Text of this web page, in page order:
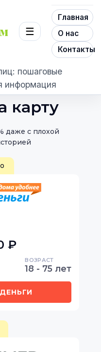
☰
Главная
О нас
Контакты
пошаговые
информация
карту
даже с плохой
₽
ВОЗРАСТ
18 - 75 лет